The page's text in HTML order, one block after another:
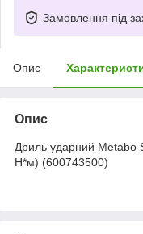
Замовлення під
Опис
Опис
Дриль ударний Metabo
Н*м) (600743500)